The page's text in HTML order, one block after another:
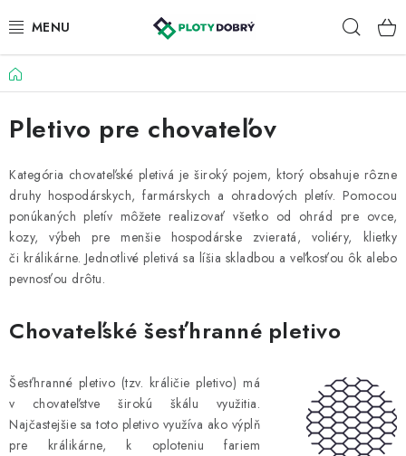
na
PLETIVA A PLOTY
PRÍSLUŠENSTVO
BRÁNY A BRÁNKY
KONTAKT
KALKULÁTOR OPLOTENIA
Prepravné a termín doručenia
Obchodné podmienky
Predaj v ČR
FAQ Všetko o súboroch cookies
Domov
Pletivo pre chovateľov
Kategória chovateľské pletivá je široký pojem, ktorý obsahuje rôzne
druhy hospodárskych, farmárskych a ohradových pletív. Pomocou
ponúkaných pletív môžete realizovať všetko od ohrád pre ovce,
kozy, výbeh pre menšie hospodárske zvieratá, voliéry, klietky
či králikárne. Jednotlivé pletivá sa líšia skladbou a veľkosťou ôk alebo
pevnosťou drôtu.
Chovateľské šesťhranné pletivo
Šesťhranné pletivo (tzv. králičie pletivo) má
v chovateľstve širokú škálu využitia.
Najčastejšie sa toto pletivo využíva ako výplň
pre králikárne, k oploteniu fariem